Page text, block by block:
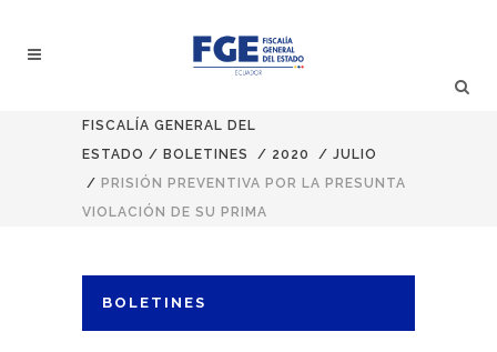
FISCALÍA GENERAL DEL
ESTADO / BOLETINES / 2020 / JULIO
/ PRISIÓN PREVENTIVA POR LA PRESUNTA
VIOLACIÓN DE SU PRIMA
BOLETINES